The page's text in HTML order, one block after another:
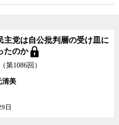
主党は自公批判層の受け皿に
たのか
第1086回）
清美
日